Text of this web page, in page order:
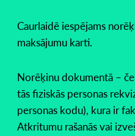
Caurlaidē iespējams
maksājumu karti.
Norēķinu dokumentā –
tās fiziskās personas
personas kodu), kura ir
Atkritumu rašanās vai